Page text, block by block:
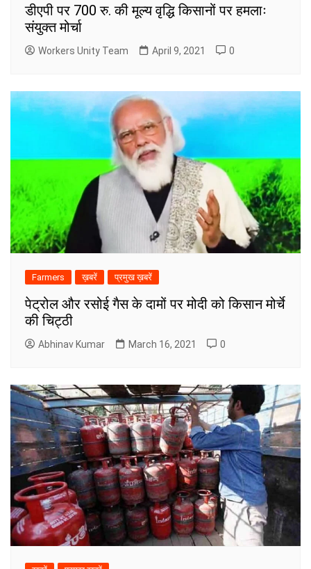
डीएपी पर 700 रु. की मूल्य वृद्धि किसानों पर हमलाः
संयुक्त मोर्चा
Workers Unity Team April 9, 2021 0
Farmers ख़बरें प्रमुख ख़बरें
पेट्रोल और रसोई गैस के दामों पर मोदी को किसान मोर्चे
की चिट्ठी
Abhinav Kumar March 16, 2021 0